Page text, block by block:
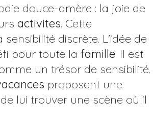
douce-amère : la joie de
activites. Cette
sensibilité discrète. L'idée de
pour toute la famille. Il est
un trésor de sensibilité.
proposent une
lui trouver une scène où il